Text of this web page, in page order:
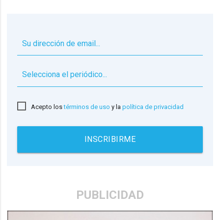
Acepto lostérminos de uso y lapolítica de privacidad
INSCRIBIRME
PUBLICIDAD